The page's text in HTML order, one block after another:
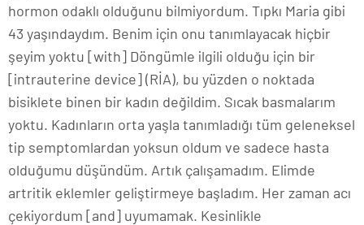
hormon odaklı olduğunu bilmiyordum. Tıpkı Maria gibi
43 yaşındaydım. Benim için onu tanımlayacak hiçbir
şeyim yoktu [with] Döngümle ilgili olduğu için bir
[intrauterine device] (RİA), bu yüzden o noktada
bisiklete binen bir kadın değildim. Sıcak basmalarım
yoktu. Kadınların orta yaşla tanımladığı tüm geleneksel
tip semptomlardan yoksun oldum ve sadece hasta
olduğumu düşündüm. Artık çalışamadım. Elimde
artritik eklemler geliştirmeye başladım. Her zaman acı
çekiyordum [and] uyumamak. Kesinlikle